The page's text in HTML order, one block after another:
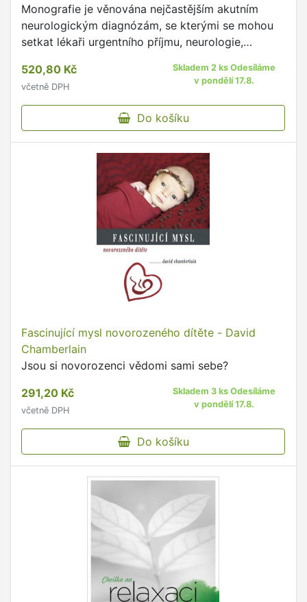
Monografie je věnována nejčastějším akutním
neurologickým diagnózám, se kterými se mohou
setkat lékaři urgentního příjmu, neurologie,
520,80 Kč
včetně DPH
Skladem 2 ks Odesíláme
v pondělí 17.8.
Do košíku
Fascinující mysl novorozeného dítěte - David
Chamberlain
Jsou si novorozenci vědomi sami sebe?
291,20 Kč
včetně DPH
Skladem 3 ks Odesíláme
v pondělí 17.8.
Do košíku